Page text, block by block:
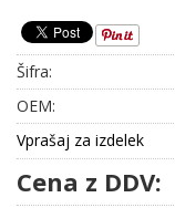
Šifra:
OEM:
Vprašaj za izdelek
Cena z DDV: